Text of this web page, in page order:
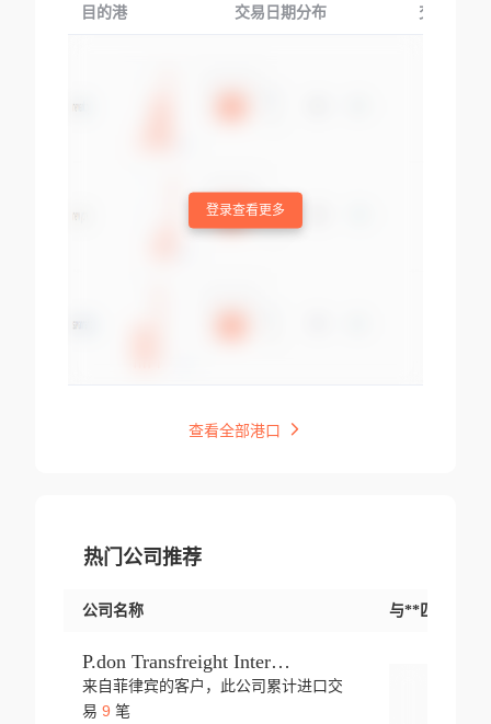
目的港 交易日期分布 交易产品
登录查看更多
查看全部港口
热门公司推荐
公司名称 与**匹配交易
P.don Transfreight International
来自菲律宾的客户，此公司累计进口交
易 9 笔